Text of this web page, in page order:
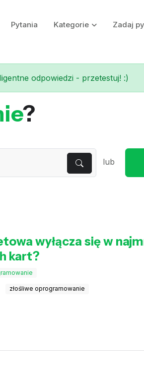
Pytania Kategorie Zadaj
odpowiedzi - przetestuj! :)
?
lub
wyłącza się w
kart?
złośliwe oprogramowanie